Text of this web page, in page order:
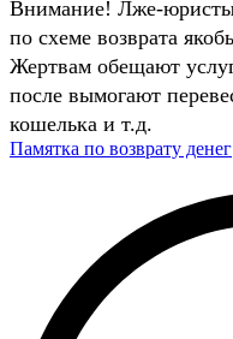
Внимание! Лже-юристы
по схеме возврата
Жертвам обещают
после вымогают
кошелька и т.д.
Памятка по возврату денег